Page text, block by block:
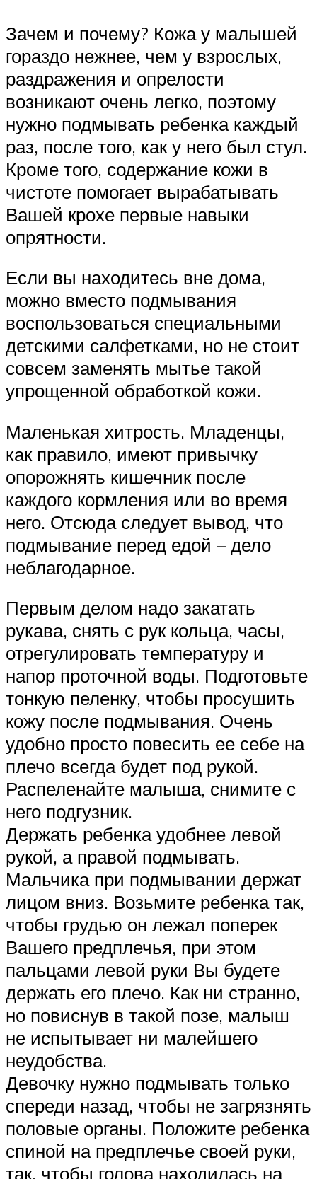
Зачем и почему? Кожа у малышей
гораздо нежнее, чем у взрослых,
раздражения и опрелости
возникают очень легко, поэтому
нужно подмывать ребенка каждый
раз, после того, как у него был стул.
Кроме того, содержание кожи в
чистоте помогает вырабатывать
Вашей крохе первые навыки
опрятности.
Если вы находитесь вне дома,
можно вместо подмывания
воспользоваться специальными
детскими салфетками, но не стоит
совсем заменять мытье такой
упрощенной обработкой кожи.
Маленькая хитрость. Младенцы,
как правило, имеют привычку
опорожнять кишечник после
каждого кормления или во время
него. Отсюда следует вывод, что
подмывание перед едой – дело
неблагодарное.
Первым делом надо закатать
рукава, снять с рук кольца, часы,
отрегулировать температуру и
напор проточной воды. Подготовьте
тонкую пеленку, чтобы просушить
кожу после подмывания. Очень
удобно просто повесить ее себе на
плечо всегда будет под рукой.
Распеленайте малыша, снимите с
него подгузник.
Держать ребенка удобнее левой
рукой, а правой подмывать.
Мальчика при подмывании держат
лицом вниз. Возьмите ребенка так,
чтобы грудью он лежал поперек
Вашего предплечья, при этом
пальцами левой руки Вы будете
держать его плечо. Как ни странно,
но повиснув в такой позе, малыш
не испытывает ни малейшего
неудобства.
Девочку нужно подмывать только
спереди назад, чтобы не загрязнять
половые органы. Положите ребенка
спиной на предплечье своей руки,
так, чтобы голова находилась на